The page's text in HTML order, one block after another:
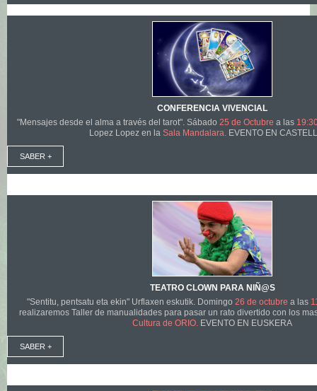
CONFERENCIA VIVENCIAL
"Mensajes desde el alma a través del tarot". Sábado 25 de Octubre a las
Lopez Lopez en la Sala Mandalara. EVENTO EN
SABER +
TEATRO CLOWN PARA NIÑ@S
"Sentitu, pentsatu eta ekin" Urflaxen eskutik. Domingo 26 de octubre a las
realizaremos Taller de manualidades para pasar un rato divertido con los
Cultura de ORIO. EVENTO EN EUSKERA
SABER +